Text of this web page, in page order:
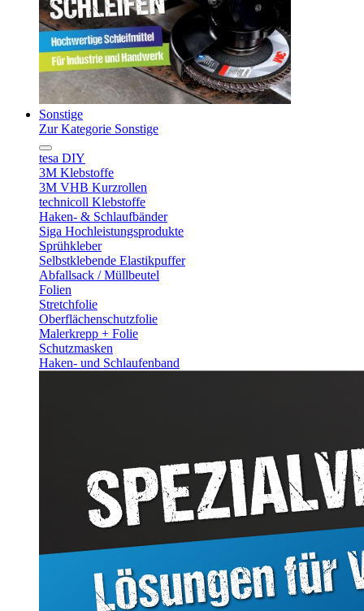
Sonstige
Zur Kategorie Sonstige
tesa DIY
3M Klebstoffe
3M VHB Kurzrollen
technicoll Klebstoffe
Haken- & Schlaufbänder
Siga Hochleistungsprodukte
Sprühkleber
Selbstklebende Elastikpuffer
Abfallsack / Müllbeutel
Folien
Stretchfolie
Oberflächenschutzfolie
Malerkrepp + Folie
Schutzmasken
Haken- und Schlaufenband